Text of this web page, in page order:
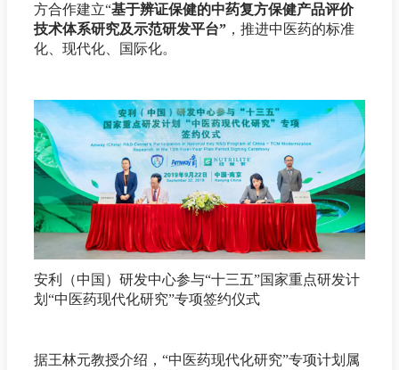
方合作建立“基于辨证保健的中药复方保健产品评价
技术体系研究及示范研发平台” ，推进中医药的标准
化、现代化、国际化。
安利（中国）研发中心参与“十三五”国家重点研发计
划“中医药现代化研究”专项签约仪式
据王林元教授介绍，“中医药现代化研究”专项计划属